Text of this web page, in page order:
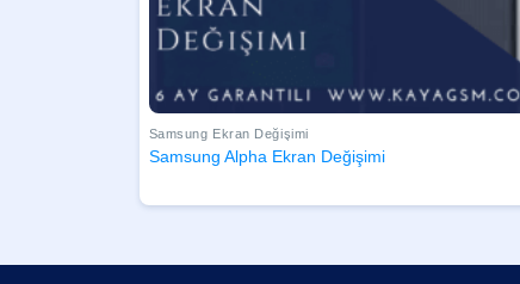
Samsung Ekran Değişimi
Samsung Alpha Ekran Değişimi